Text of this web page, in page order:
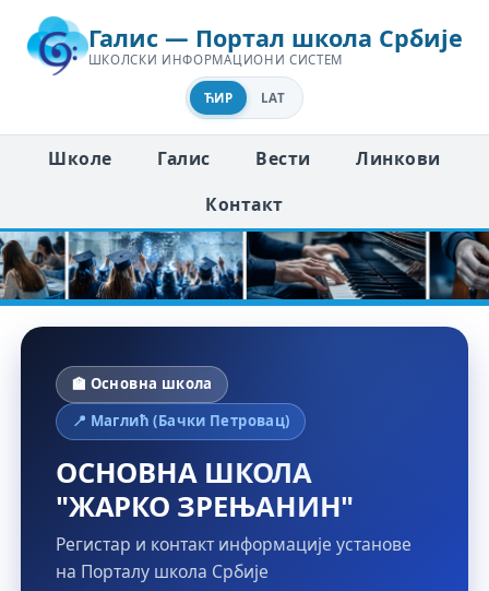
Галис — Портал школа Србије
ШКОЛСКИ ИНФОРМАЦИОНИ СИСТЕМ
ЋИР LAT
Школе Галис Вести
Линкови
Контакт
🏫 Основна школа
📍 Маглић (Бачки Петровац)
ОСНОВНА ШКОЛА
"ЖАРКО ЗРЕЊАНИН"
Регистар и контакт информације установе
на Порталу школа Србије